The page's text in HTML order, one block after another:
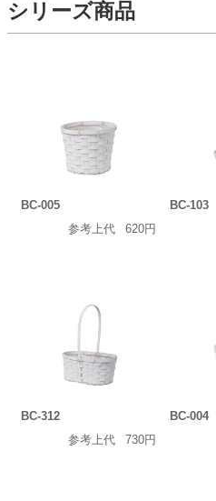
シリーズ商品
BC-005
参考上代
620円
BC-103
BC-312
参考上代
730円
BC-004